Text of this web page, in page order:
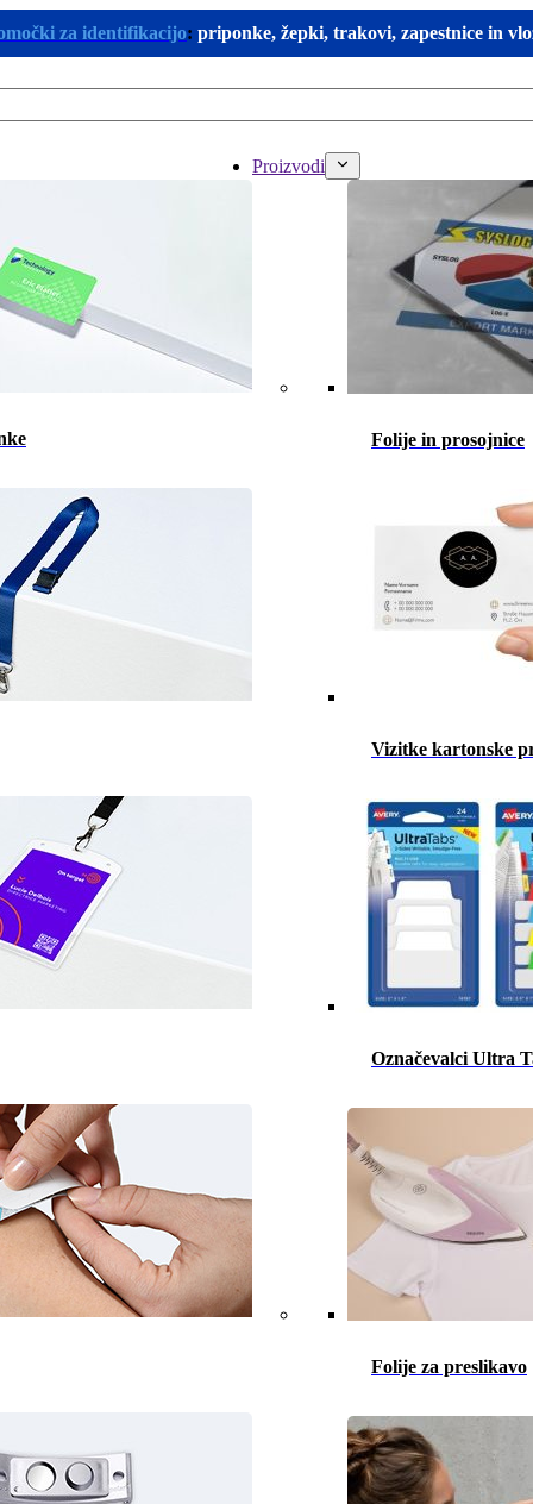
za identifikacijo: priponke, žepki, trakovi, zapestnice in
Proizvodi
Folije in prosojnice
Vizitke kartonske
Označevalci Ultra
Folije za preslikavo